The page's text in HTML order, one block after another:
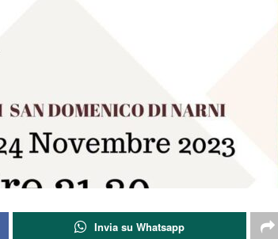
Invia su Whatsapp